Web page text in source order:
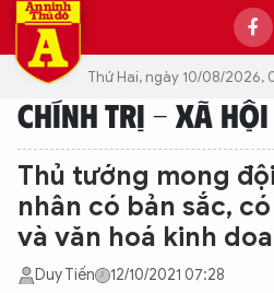
Thứ Hai, ngày 10/08/2026,
CHÍNH TRỊ - XÃ HỘI
Thủ tướng mong
nhân có bản sắc,
và văn hoá kinh
Duy Tiến 12/10/2021 07:28